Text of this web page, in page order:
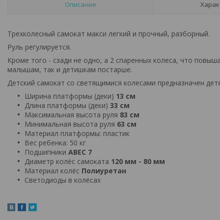
Описание
Трехколесный самокат макси легкий и прочный, разборный.
Руль регулируется.
Кроме того - сзади не одно, а 2 спаренных колеса, что
малышам, так и детишкам постарше.
Детский самокат со светящимися колесами предназначен
Ширина платформы (деки) 13 см
Длина платформы (деки) 33 см
Максимальная высота руля 83 см
Минимальная высота руля 63 см
Материал платформы: пластик
Вес ребенка: 50 кг
Подшипники ABEC 7
Диаметр колёс самоката 120 мм - 80 мм
Материал колёс Полиуретан
Светодиоды в колёсах